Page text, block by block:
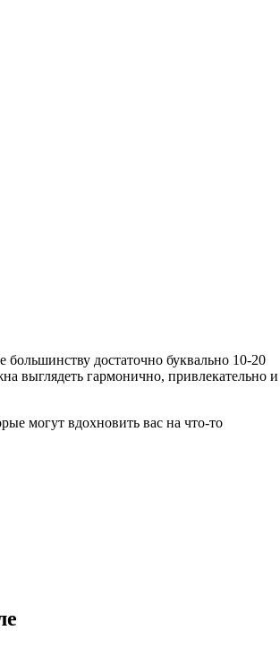
достаточно буквально 10-20
выглядеть гармонично, привлекательно и
могут вдохновить вас на что-то